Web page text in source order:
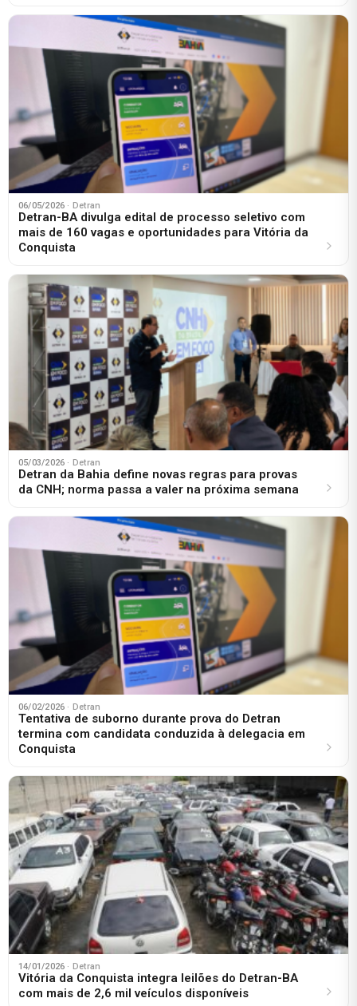
06/05/2026 · Detran
Detran-BA divulga edital de processo seletivo com
mais de 160 vagas e oportunidades para Vitória da
Conquista
05/03/2026 · Detran
Detran da Bahia define novas regras para provas
da CNH; norma passa a valer na próxima semana
06/02/2026 · Detran
Tentativa de suborno durante prova do Detran
termina com candidata conduzida à delegacia em
Conquista
14/01/2026 · Detran
Vitória da Conquista integra leilões do Detran-BA
com mais de 2,6 mil veículos disponíveis